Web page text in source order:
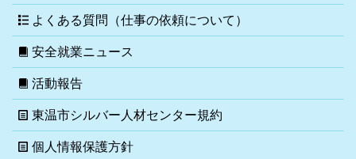
よくある質問（仕事の依頼について）
安全就業ニュース
活動報告
東温市シルバー人材センター規約
個人情報保護方針